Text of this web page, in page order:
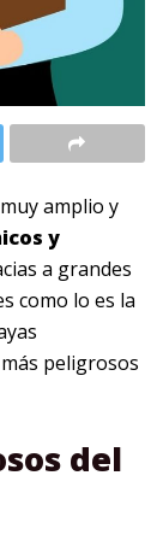
amplio y
y
a grandes
como lo es la
peligrosos
del